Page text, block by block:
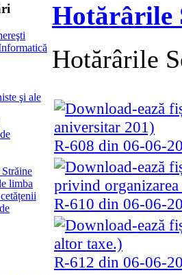
Hotărârile
Hotărârile
R-608 din 06-06-
R-610 din 06-06-
R-612 din 06-06-
şi ale
limba